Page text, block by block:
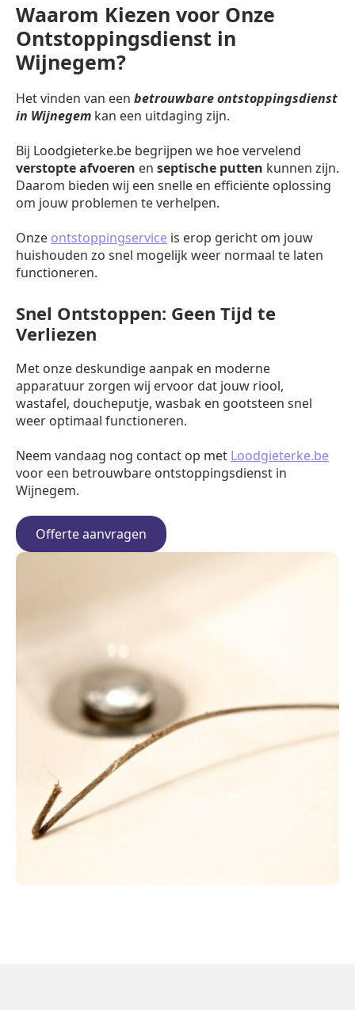
Waarom Kiezen voor Onze
Ontstoppingsdienst in
Wijnegem?
Het vinden van een betrouwbare ontstoppingsdienst
in Wijnegem kan een uitdaging zijn.
Bij Loodgieterke.be begrijpen we hoe vervelend
verstopte afvoeren en septische putten kunnen zijn.
Daarom bieden wij een snelle en efficiënte oplossing
om jouw problemen te verhelpen.
Onze ontstoppingservice is erop gericht om jouw
huishouden zo snel mogelijk weer normaal te laten
functioneren.
Snel Ontstoppen: Geen Tijd te
Verliezen
Met onze deskundige aanpak en moderne
apparatuur zorgen wij ervoor dat jouw riool,
wastafel, doucheputje, wasbak en gootsteen snel
weer optimaal functioneren.
Neem vandaag nog contact op met Loodgieterke.be
voor een betrouwbare ontstoppingsdienst in
Wijnegem.
Offerte aanvragen